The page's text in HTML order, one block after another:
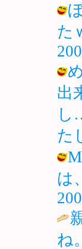
た
出
し
た
は
ね